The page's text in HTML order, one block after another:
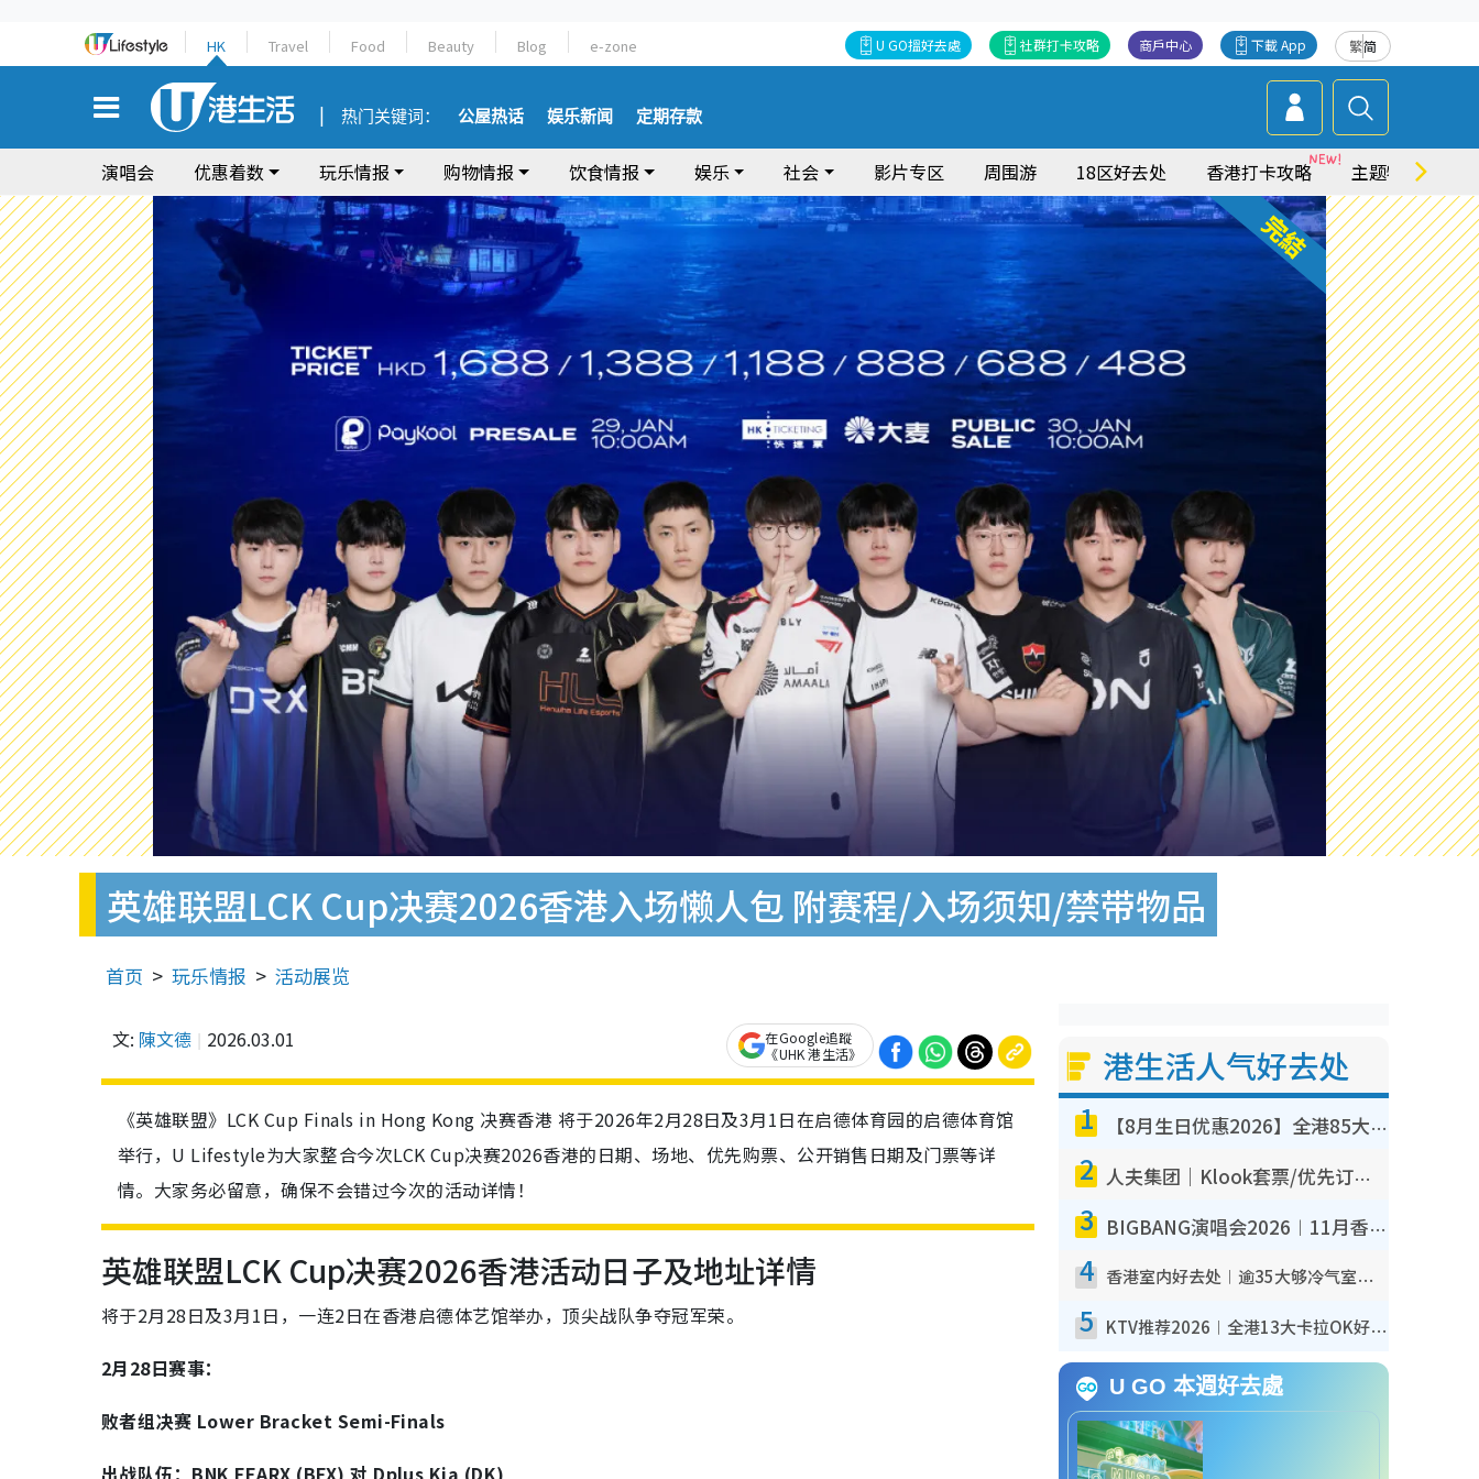
HK Travel Food Beauty Blog e-zone 繁简
下載 App
商戶中心
社群打卡攻略
U GO搵好去處
热门关键词： 公屋热话 娱乐新闻 定期存款
演唱会 优惠着数 玩乐情报 购物情报 饮食情报 娱乐 社会 影片专区 周围游 18区好去处 香港打卡攻略 主题特集
英雄联盟LCK Cup决赛2026香港入场懒人包 附赛程/入场须知/禁带物品
首页 玩乐情报 活动展览
文: 陳文德 2026.03.01
在Google追蹤
《UHK 港生活》
《英雄联盟》LCK Cup Finals in Hong Kong 决赛香港 将于2026年2月28日及3月1日在启德体育园的启德体育馆
举行，U Lifestyle为大家整合今次LCK Cup决赛2026香港的日期、场地、优先购票、公开销售日期及门票等详
情。大家务必留意，确保不会错过今次的活动详情！
英雄联盟LCK Cup决赛2026香港活动日子及地址详情
将于2月28日及3月1日，一连2日在香港启德体艺馆举办，顶尖战队争夺冠军荣。
2月28日赛事：
败者组决赛 Lower Bracket Semi-Finals
出战队伍：BNK FEARX (BFX) 对 Dplus Kia (DK)
港生活人气好去处
1 【8月生日优惠2026】全港85大食买玩著数攻略 自助餐/火锅放题同行免费＋诚品/DONKI送现金券
2 人夫集团｜Klook套票/优先订票/公开售票抢票攻略！附票价.购票连结.场地座位表
3 BIGBANG演唱会2026︱11月香港启德开3场！实名制VIP申请、优先购票攻略
4 香港室内好去处︱逾35大够冷气室内好去处推荐 室内活动免费避雨无惧下雨
5 KTV推荐2026︱全港13大卡拉OK好去处！最低36元起 日语歌都有！(附地址+收费详情)
U GO 本週好去處